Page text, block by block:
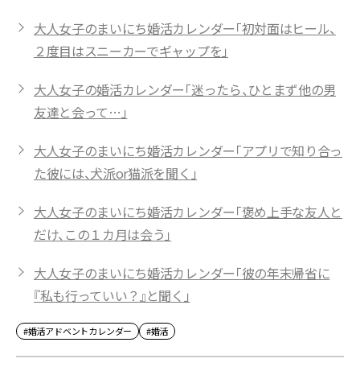
大人女子のまいにち婚活カレンダー「初対面はヒール、
２度目はスニーカーでギャップを」
大人女子の婚活カレンダー「迷ったら、ひとまず他の男
友達と会って…」
大人女子のまいにち婚活カレンダー「アプリで知り合っ
た彼には、犬派or猫派を聞く」
大人女子のまいにち婚活カレンダー「褒め上手な友人と
だけ、この１カ月は会う」
大人女子のまいにち婚活カレンダー「彼の年末帰省に
『私も行っていい？』と聞く」
#婚活アドベントカレンダー #婚活